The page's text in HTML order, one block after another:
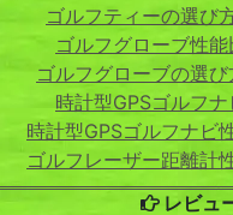
ゴルフティーの選び
ゴルフグローブ性
ゴルフグローブの選
時計型GPSゴルフ
時計型GPSゴルフナビ
ゴルフレーザー距離計
レビュ